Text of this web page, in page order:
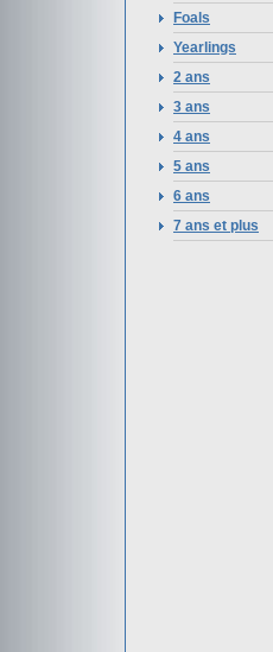
Foals
Yearlings
2 ans
3 ans
4 ans
5 ans
6 ans
7 ans et plus